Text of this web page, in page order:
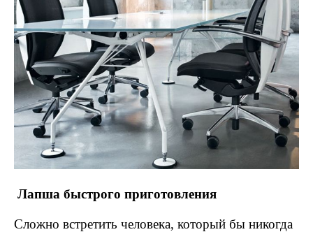
Лапша быстрого приготовления
Сложно встретить человека, который бы никогда